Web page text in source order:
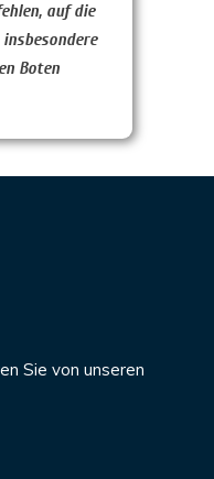
auf die
Boten
Sie von unseren